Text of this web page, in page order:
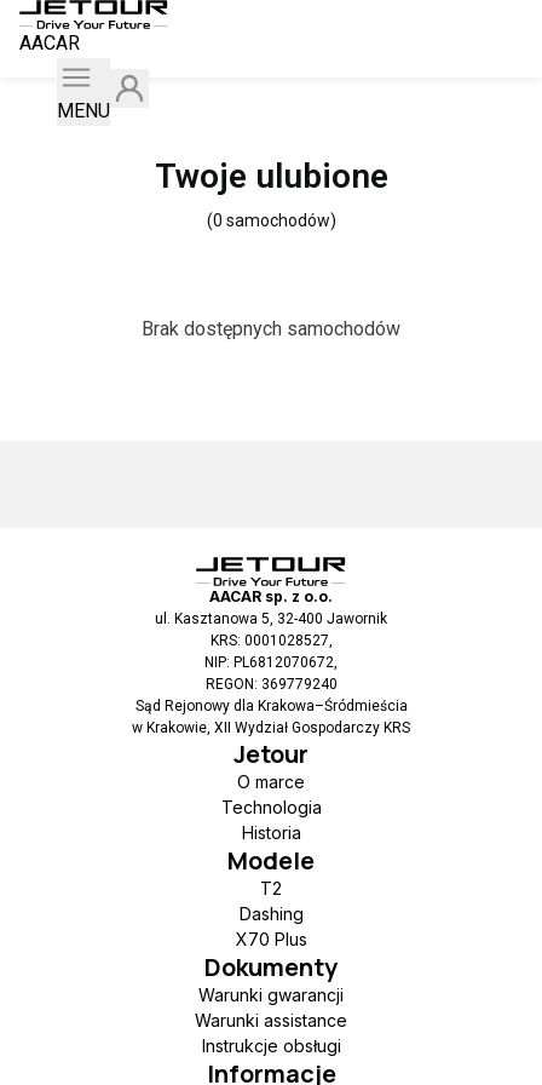
AACAR
MENU
Twoje ulubione
(0 samochodów)
Brak dostępnych samochodów
AACAR sp. z o.o.
ul. Kasztanowa 5, 32-400 Jawornik
KRS: 0001028527,
NIP: PL6812070672,
REGON: 369779240
Sąd Rejonowy dla Krakowa–Śródmieścia
w Krakowie, XII Wydział Gospodarczy KRS
Jetour
O marce
Technologia
Historia
Modele
T2
Dashing
X70 Plus
Dokumenty
Warunki gwarancji
Warunki assistance
Instrukcje obsługi
Informacje